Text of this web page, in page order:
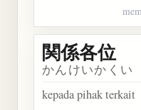
関係各位
かんけいかくい
kepada pihak terkait